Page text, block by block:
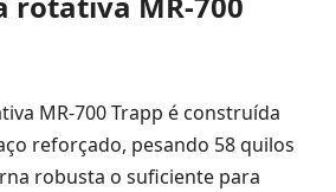
MR-700 Trapp é construída
reforçado, pesando 58 quilos
robusta o suficiente para